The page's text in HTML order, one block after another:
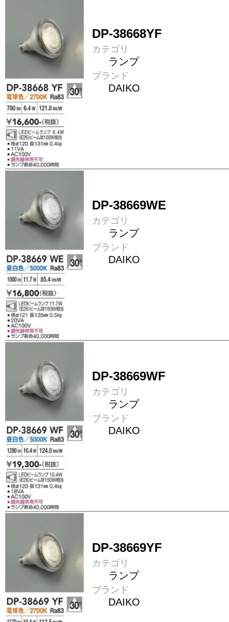
DP-38668YF
カテゴリ
ランプ
ブランド
DAIKO
DP-38669WE
カテゴリ
ランプ
ブランド
DAIKO
DP-38669WF
カテゴリ
ランプ
ブランド
DAIKO
DP-38669YF
カテゴリ
ランプ
ブランド
DAIKO